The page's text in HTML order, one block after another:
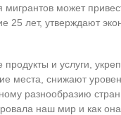
мигрантов может
25 лет, утверждают
и услуги,
места, снижают
разнообразию
наш мир и как